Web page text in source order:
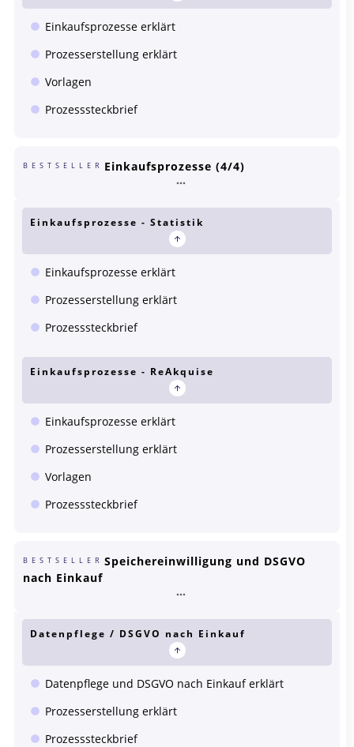
Einkaufsprozesse erklärt
Prozesserstellung erklärt
Vorlagen
Prozesssteckbrief
BESTSELLER Einkaufsprozesse (4/4)
Einkaufsprozesse - Statistik
Einkaufsprozesse erklärt
Prozesserstellung erklärt
Prozesssteckbrief
Einkaufsprozesse - ReAkquise
Einkaufsprozesse erklärt
Prozesserstellung erklärt
Vorlagen
Prozesssteckbrief
BESTSELLER Speichereinwilligung und DSGVO
nach Einkauf
Datenpflege / DSGVO nach Einkauf
Datenpflege und DSGVO nach Einkauf erklärt
Prozesserstellung erklärt
Prozesssteckbrief